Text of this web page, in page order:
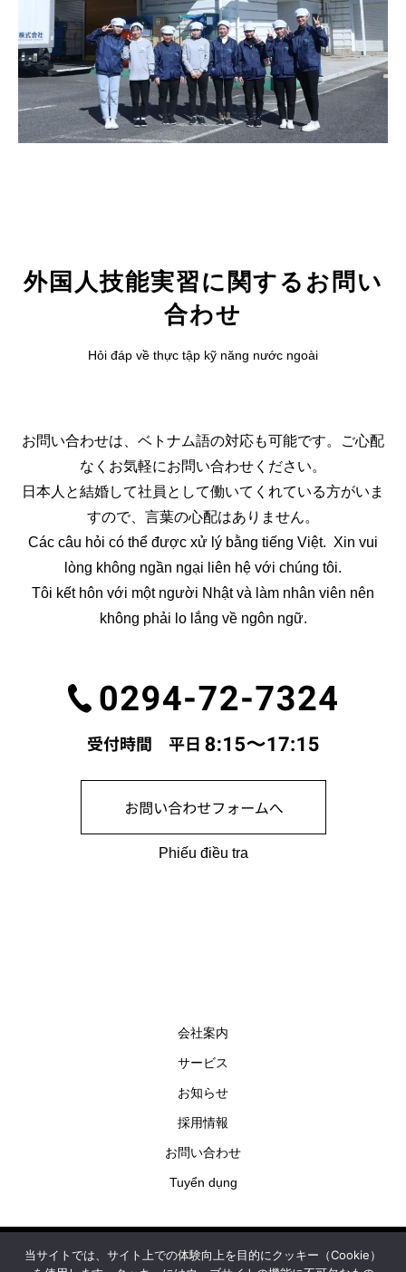
外国人技能実習に関するお問い
合わせ
Hỏi đáp về thực tập kỹ năng nước ngoài
お問い合わせは、ベトナム語の対応も可能です。ご心配
なくお気軽にお問い合わせください。
日本人と結婚して社員として働いてくれている方がいま
すので、言葉の心配はありません。
Các câu hỏi có thể được xử lý bằng tiếng Việt. Xin vui
lòng không ngần ngại liên hệ với chúng tôi.
Tôi kết hôn với một người Nhật và làm nhân viên nên
không phải lo lắng về ngôn ngữ.
Phiếu điều tra
会社案内
サービス
お知らせ
採用情報
お問い合わせ
Tuyển dụng
個人情報保護方針 サイトポリシー
当サイトでは、サイト上での体験向上を目的にクッキー（Cookie）